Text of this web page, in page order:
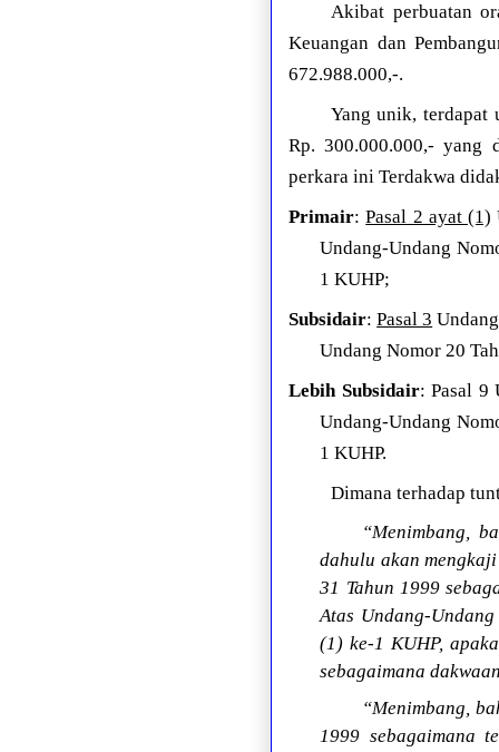
Akibat perbuatan
Keuangan dan
672.988.000,-.
Yang unik, terdapat
Rp. 300.000.000,- yang
perkara ini Terdakwa
Primair:Pasal 2 ayat (1)
Undang-Undang
1 KUHP;
Subsidair:Pasal 3
Undang Nomor 20
Lebih Subsidair: Pasal 9
Undang-Undang
1 KUHP.
Dimana terhadap
“Menimbang,
dahulu akan
31 Tahun 1999
Atas Undang-
(1) ke-1 KUHP,
sebagaimana
“Menimbang,
1999 sebagaimana